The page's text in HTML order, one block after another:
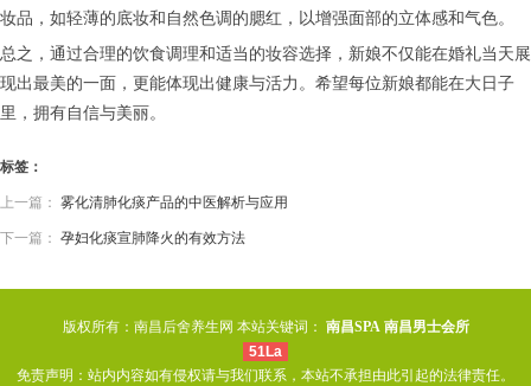
妆品，如轻薄的底妆和自然色调的腮红，以增强面部的立体感和气色。
总之，通过合理的饮食调理和适当的妆容选择，新娘不仅能在婚礼当天展
现出最美的一面，更能体现出健康与活力。希望每位新娘都能在大日子
里，拥有自信与美丽。
标签：
上一篇： 雾化清肺化痰产品的中医解析与应用
下一篇： 孕妇化痰宣肺降火的有效方法
版权所有：南昌后舍养生网 本站关键词： 南昌SPA 南昌男士会所
51La
免责声明：站内内容如有侵权请与我们联系，本站不承担由此引起的法律责任。